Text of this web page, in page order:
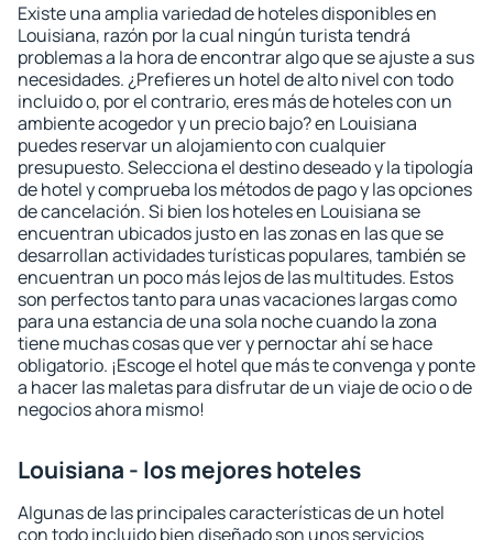
Existe una amplia variedad de hoteles disponibles en
Louisiana, razón por la cual ningún turista tendrá
problemas a la hora de encontrar algo que se ajuste a sus
necesidades. ¿Prefieres un hotel de alto nivel con todo
incluido o, por el contrario, eres más de hoteles con un
ambiente acogedor y un precio bajo? en Louisiana
puedes reservar un alojamiento con cualquier
presupuesto. Selecciona el destino deseado y la tipología
de hotel y comprueba los métodos de pago y las opciones
de cancelación. Si bien los hoteles en Louisiana se
encuentran ubicados justo en las zonas en las que se
desarrollan actividades turísticas populares, también se
encuentran un poco más lejos de las multitudes. Estos
son perfectos tanto para unas vacaciones largas como
para una estancia de una sola noche cuando la zona
tiene muchas cosas que ver y pernoctar ahí se hace
obligatorio. ¡Escoge el hotel que más te convenga y ponte
a hacer las maletas para disfrutar de un viaje de ocio o de
negocios ahora mismo!
Louisiana - los mejores hoteles
Algunas de las principales características de un hotel
con todo incluido bien diseñado son unos servicios